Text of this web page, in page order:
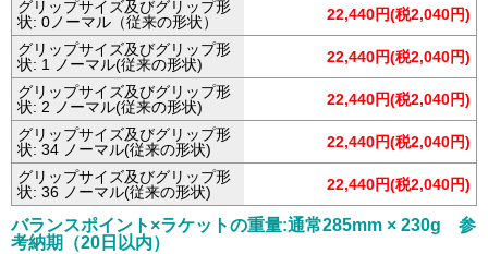
グリップサイズ及びグリップ形
状: 0ノーマル（従来の形状）
22,440円(税2,040円)
グリップサイズ及びグリップ形
状: 1 ノーマル(従来の形状)
22,440円(税2,040円)
グリップサイズ及びグリップ形
状: 2 ノーマル(従来の形状)
22,440円(税2,040円)
グリップサイズ及びグリップ形
状: 34 ノーマル(従来の形状)
22,440円(税2,040円)
グリップサイズ及びグリップ形
状: 36 ノーマル(従来の形状)
22,440円(税2,040円)
バランスポイント×ラケットの重量:通常285mm × 230g 参
考納期（20日以内）